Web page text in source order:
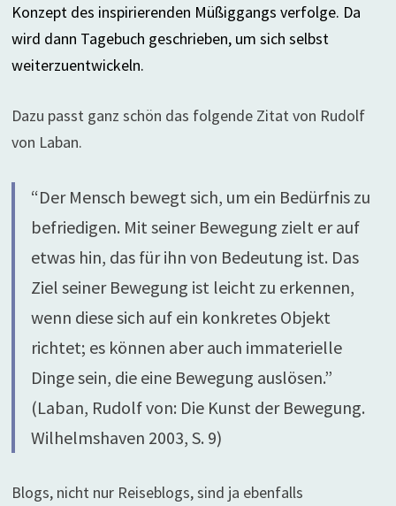
Konzept des inspirierenden Müßiggangs verfolge. Da
wird dann Tagebuch geschrieben, um sich selbst
weiterzuentwickeln.
Dazu passt ganz schön das folgende Zitat von Rudolf
von Laban.
“Der Mensch bewegt sich, um ein Bedürfnis zu
befriedigen. Mit seiner Bewegung zielt er auf
etwas hin, das für ihn von Bedeutung ist. Das
Ziel seiner Bewegung ist leicht zu erkennen,
wenn diese sich auf ein konkretes Objekt
richtet; es können aber auch immaterielle
Dinge sein, die eine Bewegung auslösen.”
(Laban, Rudolf von: Die Kunst der Bewegung.
Wilhelmshaven 2003, S. 9)
Blogs, nicht nur Reiseblogs, sind ja ebenfalls